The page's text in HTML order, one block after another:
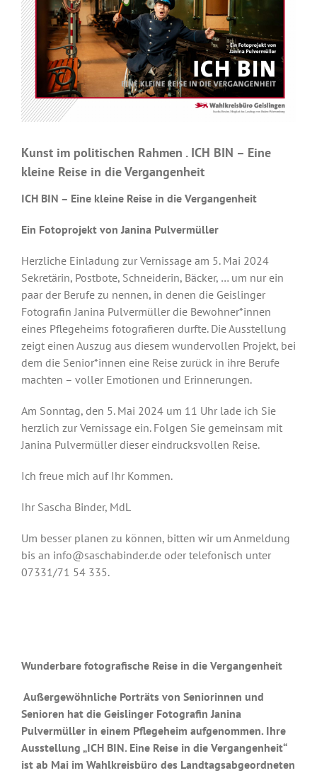
Kunst im politischen Rahmen . ICH BIN – Eine
kleine Reise in die Vergangenheit
ICH BIN – Eine kleine Reise in die Vergangenheit
Ein Fotoprojekt von Janina Pulvermüller
Herzliche Einladung zur Vernissage am 5. Mai 2024
Sekretärin, Postbote, Schneiderin, Bäcker, … um nur ein
paar der Berufe zu nennen, in denen die Geislinger
Fotografin Janina Pulvermüller die Bewohner*innen
eines Pflegeheims fotografieren durfte. Die Ausstellung
zeigt einen Auszug aus diesem wundervollen Projekt, bei
dem die Senior*innen eine Reise zurück in ihre Berufe
machten – voller Emotionen und Erinnerungen.
Am Sonntag, den 5. Mai 2024 um 11 Uhr lade ich Sie
herzlich zur Vernissage ein. Folgen Sie gemeinsam mit
Janina Pulvermüller dieser eindrucksvollen Reise.
Ich freue mich auf Ihr Kommen.
Ihr Sascha Binder, MdL
Um besser planen zu können, bitten wir um Anmeldung
bis an info@saschabinder.de oder telefonisch unter
07331/71 54 335.
Wunderbare fotografische Reise in die Vergangenheit
Außergewöhnliche Porträts von Seniorinnen und
Senioren hat die Geislinger Fotografin Janina
Pulvermüller in einem Pflegeheim aufgenommen. Ihre
Ausstellung „ICH BIN. Eine Reise in die Vergangenheit“
ist ab Mai im Wahlkreisbüro des Landtagsabgeordneten